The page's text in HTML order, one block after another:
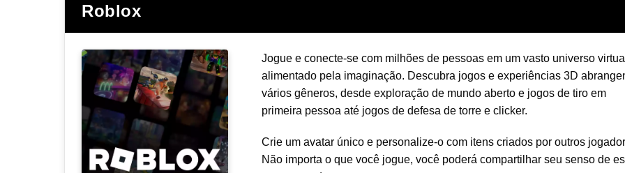
Roblox
Jogue e conecte-se com milhões de pessoas em um vasto universo
alimentado pela imaginação. Descubra jogos e experiências 3D
vários gêneros, desde exploração de mundo aberto e jogos de tiro em
primeira pessoa até jogos de defesa de torre e clicker.
Crie um avatar único e personalize-o com itens criados por outros
Não importa o que você jogue, você poderá compartilhar seu senso de